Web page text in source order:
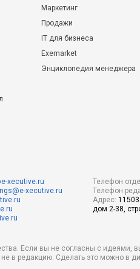
Маркетинг
Продажи
IT для бизнеса
Exemarket
Энциклопедия менеджера
xecutive.ru
xecutive.ru
Телефон
Телефон
Адрес:
дом 2-38,
Если вы не согласны с идеями,
в редакцию. Сделать это можно в